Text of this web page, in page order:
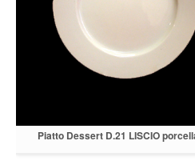
Piatto Dessert D.21 LISCIO